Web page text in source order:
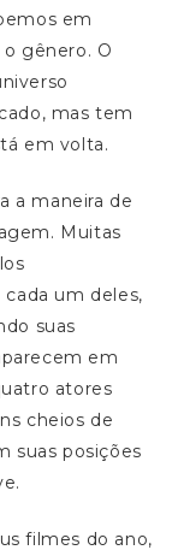
em
gênero. O
mas tem
em volta.
a maneira de
Muitas
um deles,
suas
em
atores
cheios de
suas posições
filmes do ano,